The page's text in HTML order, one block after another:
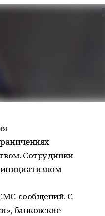
Сотрудники
сообщений. С
банковские